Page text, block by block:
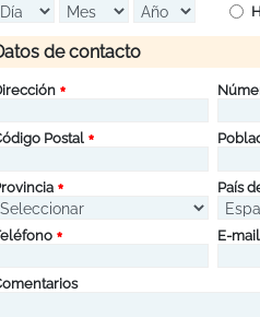
de contacto
Postal
País
E-mail